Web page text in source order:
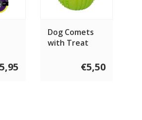
Dog Comets
with Treat
€5,50